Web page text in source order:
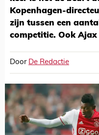
Kopenhagen-
zijn tussen een
competitie. Ook Ajax
Door De Redactie